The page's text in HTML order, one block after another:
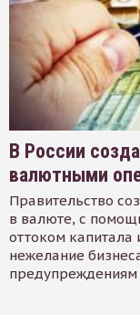
В России
валютными
Правительство
в валюте, с
оттоком капитала
нежелание
предупреждениям